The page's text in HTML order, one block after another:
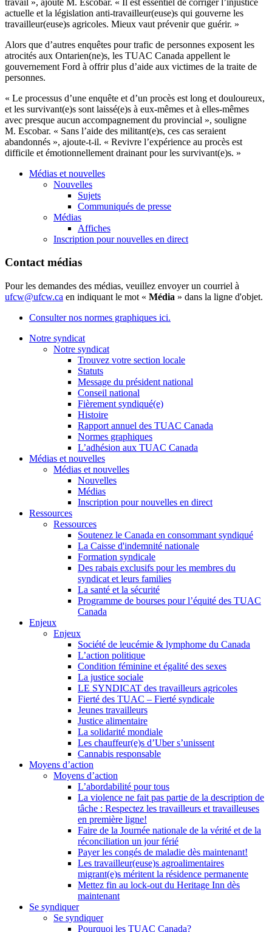
actuelle et la législation anti-travailleur(euse)s qui gouverne les
travailleur(euse)s agricoles. Mieux vaut prévenir que guérir. »
Alors que d’autres enquêtes pour trafic de personnes exposent les
atrocités aux Ontarien(ne)s, les TUAC Canada appellent le
gouvernement Ford à offrir plus d’aide aux victimes de la traite de
personnes.
« Le processus d’une enquête et d’un procès est long et douloureux,
et les survivant(e)s sont laissé(e)s à eux-mêmes et à elles-mêmes
avec presque aucun accompagnement du provincial », souligne
M. Escobar. « Sans l’aide des militant(e)s, ces cas seraient
abandonnés », ajoute-t-il. « Revivre l’expérience au procès est
difficile et émotionnellement drainant pour les survivant(e)s. »
Médias et nouvelles
Nouvelles
Sujets
Communiqués de presse
Médias
Affiches
Inscription pour nouvelles en direct
Contact médias
Pour les demandes des médias, veuillez envoyer un courriel à
ufcw@ufcw.ca en indiquant le mot « Média » dans la ligne d'objet.
Consulter nos normes graphiques ici.
Notre syndicat
Notre syndicat
Trouvez votre section locale
Statuts
Message du président national
Conseil national
Fièrement syndiqué(e)
Histoire
Rapport annuel des TUAC Canada
Normes graphiques
L’adhésion aux TUAC Canada
Médias et nouvelles
Médias et nouvelles
Nouvelles
Médias
Inscription pour nouvelles en direct
Ressources
Ressources
Soutenez le Canada en consommant syndiqué
La Caisse d'indemnité nationale
Formation syndicale
Des rabais exclusifs pour les membres du
syndicat et leurs families
La santé et la sécurité
Programme de bourses pour l’équité des TUAC
Canada
Enjeux
Enjeux
Société de leucémie & lymphome du Canada
L’action politique
Condition féminine et égalité des sexes
La justice sociale
LE SYNDICAT des travailleurs agricoles
Fierté des TUAC – Fierté syndicale
Jeunes travailleurs
Justice alimentaire
La solidarité mondiale
Les chauffeur(e)s d’Uber s’unissent
Cannabis responsable
Moyens d’action
Moyens d’action
L’abordabilité pour tous
La violence ne fait pas partie de la description de
tâche : Respectez les travailleurs et travailleuses
en première ligne!
Faire de la Journée nationale de la vérité et de la
réconciliation un jour férié
Payer les congés de maladie dès maintenant!
Les travailleur(euse)s agroalimentaires
migrant(e)s méritent la résidence permanente
Mettez fin au lock-out du Heritage Inn dès
maintenant
Se syndiquer
Se syndiquer
Pourquoi les TUAC Canada?